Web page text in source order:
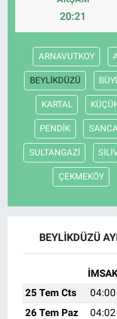
20:21
ARNAVUTKOY
BEYLİKDÜZÜ
KARTAL
PENDİK
SULTANGAZİ
ÇEKMEKÖY
BEYLİKDÜZÜ
25 Tem Cts
04:00
26 Tem Paz
04:02